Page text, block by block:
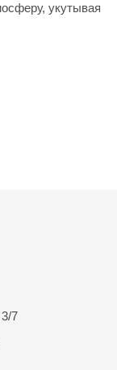
укутывая
7